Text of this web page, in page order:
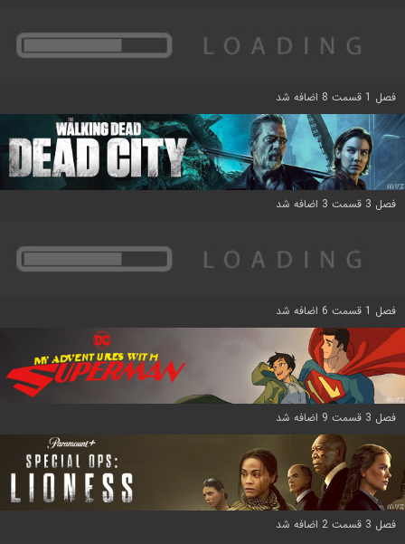
فصل 1 قسمت 8 اضافه شد
فصل 3 قسمت 3 اضافه شد
فصل 1 قسمت 6 اضافه شد
فصل 3 قسمت 9 اضافه شد
فصل 3 قسمت 2 اضافه شد